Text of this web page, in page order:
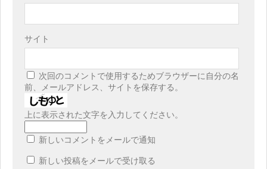
サイト
次回のコメントで使用するためブラウザーに自分の名
前、メールアドレス、サイトを保存する。
上に表示された文字を入力してください。
新しいコメントをメールで通知
新しい投稿をメールで受け取る